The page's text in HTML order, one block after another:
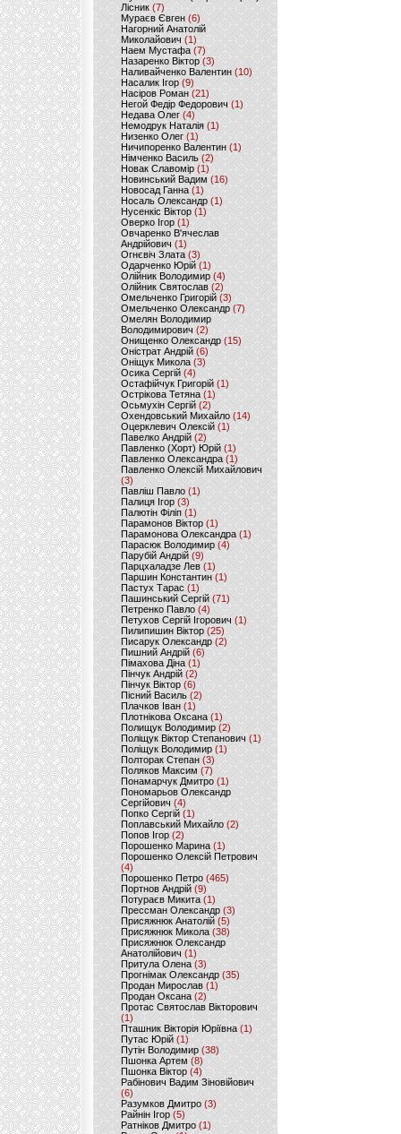
Лісник (7)
Мураєв Євген(6)
Нагорний Анатолій
Миколайович (1)
Наем Мустафа (7)
Назаренко Віктор (3)
Наливайченко Валентин (10)
Насалик Ігор(9)
Насіров Роман (21)
Негой Федір Федорович(1)
Недава Олег(4)
Немодрук Наталія(1)
Низенко Олег (1)
Ничипоренко Валентин (1)
Німченко Василь (2)
Новак Славомір (1)
Новинський Вадим (16)
Новосад Ганна (1)
Носаль Олександр (1)
Нусенкіс Віктор (1)
Оверко Ігор (1)
Овчаренко В'ячеслав
Андрійович(1)
Огнєвіч Злата (3)
Одарченко Юрій(1)
Олійник Володимир (4)
Олійник Святослав (2)
Омельченко Григорій (3)
Омельченко Олександр(7)
Омелян Володимир
Володимирович (2)
Онищенко Олександр (15)
Оністрат Андрій (6)
Оніщук Микола (3)
Осика Сергій(4)
Остафійчук Григорій(1)
Острікова Тетяна (1)
Осьмухін Сергій (2)
Охендовський Михайло (14)
Оцерклевич Олексій (1)
Павелко Андрій (2)
Павленко (Хорт) Юрій (1)
Павленко Олександра (1)
Павленко Олексій Михайлович
(3)
Павліш Павло(1)
Палиця Ігор (3)
Палютін Філіп(1)
Парамонов Віктор (1)
Парамонова Олександра(1)
Парасюк Володимир(4)
Парубій Андрій (9)
Парцхаладзе Лев (1)
Паршин Константин(1)
Пастух Тарас (1)
Пашинський Сергій (71)
Петренко Павло (4)
Петухов Сергій Ігорович (1)
Пилипишин Віктор(25)
Писарук Олександр(2)
Пишний Андрій (6)
Пімахова Діна(1)
Пінчук Андрій(2)
Пінчук Віктор (6)
Пісний Василь (2)
Плачков Іван(1)
Плотнікова Оксана (1)
Полищук Володимир(2)
Поліщук Віктор Степанович(1)
Поліщук Володимир (1)
Полторак Степан(3)
Поляков Максим (7)
Понамарчук Дмитро (1)
Пономарьов Олександр
Сергійович(4)
Попко Сергій (1)
Поплавський Михайло (2)
Попов Ігор(2)
Порошенко Марина (1)
Порошенко Олексій Петрович
(4)
Порошенко Петро (465)
Портнов Андрій (9)
Потураєв Микита(1)
Прессман Олександр(3)
Присяжнюк Анатолій (5)
Присяжнюк Микола (38)
Присяжнюк Олександр
Анатолійович (1)
Притула Олена (3)
Прогнімак Олександр(35)
Продан Мирослав(1)
Продан Оксана (2)
Протас Святослав Вікторович
(1)
Пташник Вікторія Юріївна (1)
Путас Юрій (1)
Путін Володимир(38)
Пшонка Артем (8)
Пшонка Віктор(4)
Рабінович Вадим Зіновійович
(6)
Разумков Дмитро (3)
Райнін Ігор(5)
Ратніков Дмитро (1)